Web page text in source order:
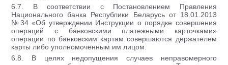
6.7. В соответствии с Постановлением Правления
Национального банка Республики Беларусь от 18.01.2013
№34 «Об утверждении Инструкции о порядке совершения
операций с банковскими платежными карточками»
операции по банковским картам совершаются держателем
карты либо уполномоченным им лицом.
6.8. В целях недопущения случаев неправомерного